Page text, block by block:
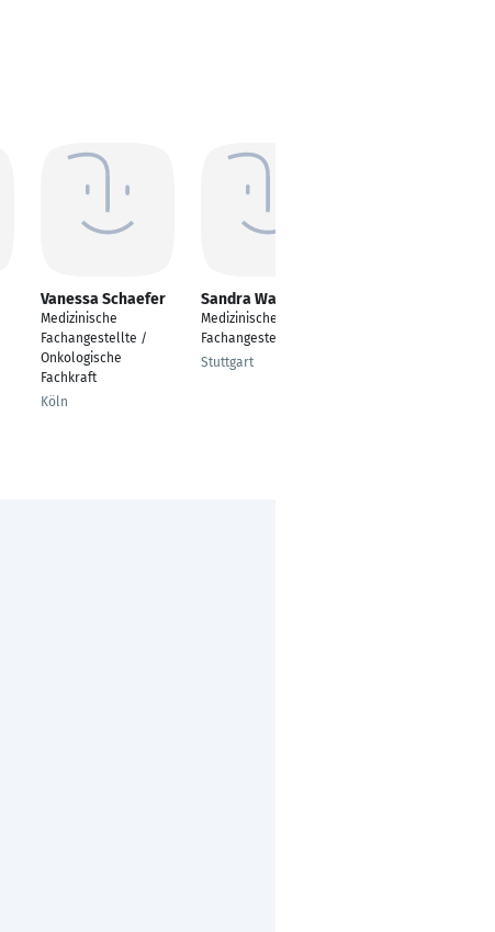
Vanessa Schaefer
Medizinische
Fachangestellte /
Onkologische
Fachkraft
Köln
Sandra Walter
Medizinische
Fachangestellte
Stuttgart